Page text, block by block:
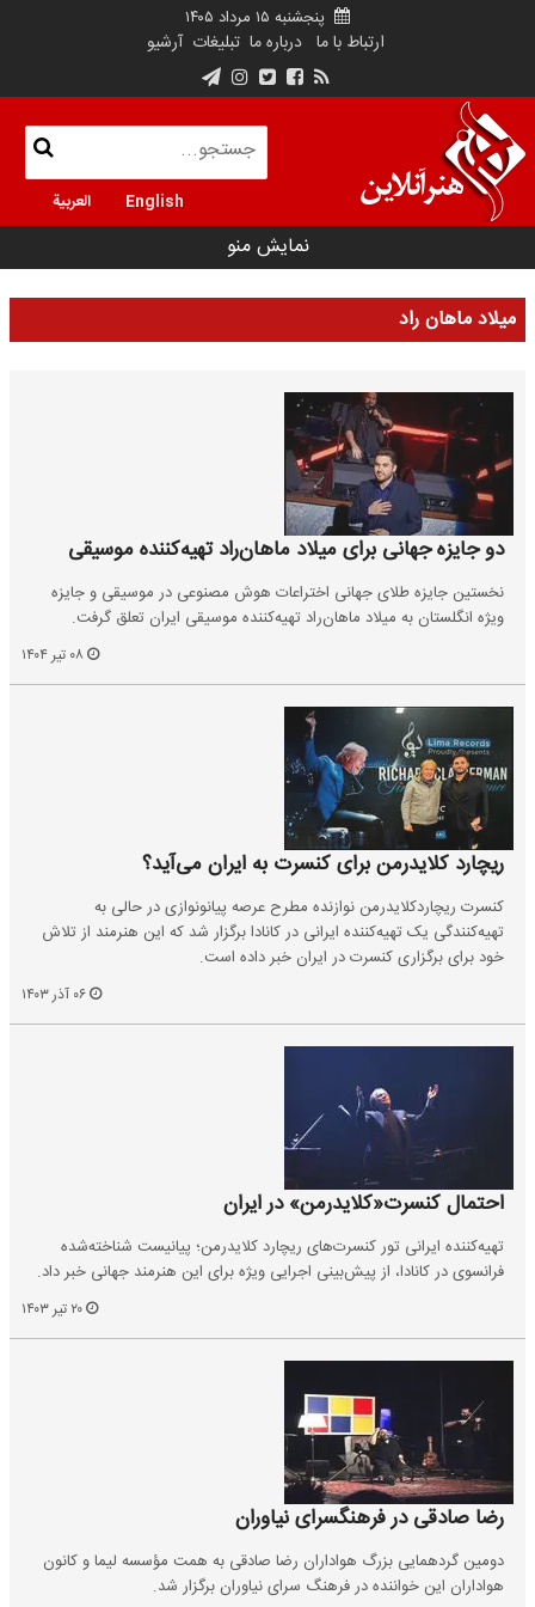
پنجشنبه ۱۵ مرداد ۱۴۰۵
ارتباط با ما درباره ما تبلیغات آرشیو
English العربية
نمایش منو
میلاد ماهان راد
دو جایزه جهانی برای میلاد ماهان‌راد تهیه‌کننده موسیقی
نخستین جایزه طلای جهانی اختراعات هوش مصنوعی در موسیقی و جایزه
ویژه انگلستان به میلاد ماهان‌راد تهیه‌کننده موسیقی ایران تعلق گرفت.
ریچارد کلایدرمن برای کنسرت به ایران می‌آید؟
کنسرت ریچاردکلایدرمن نوازنده مطرح عرصه پیانونوازی در حالی به
تهیه‌کنندگی یک تهیه‌کننده ایرانی در کانادا برگزار شد که این هنرمند از تلاش
خود برای برگزاری کنسرت در ایران خبر داده است.
احتمال کنسرت«کلایدرمن» در ایران
تهیه‌کننده ایرانی تور کنسرت‌های ریچارد کلایدرمن؛ پیانیست شناخته‌شده
فرانسوی در کانادا، از پیش‌بینی اجرایی ویژه برای این هنرمند جهانی خبر داد.
رضا صادقی در فرهنگسرای نیاوران
دومین گردهمایی بزرگ هواداران رضا صادقی به همت مؤسسه لیما و کانون
هواداران این خواننده در فرهنگ سرای نیاوران برگزار شد.